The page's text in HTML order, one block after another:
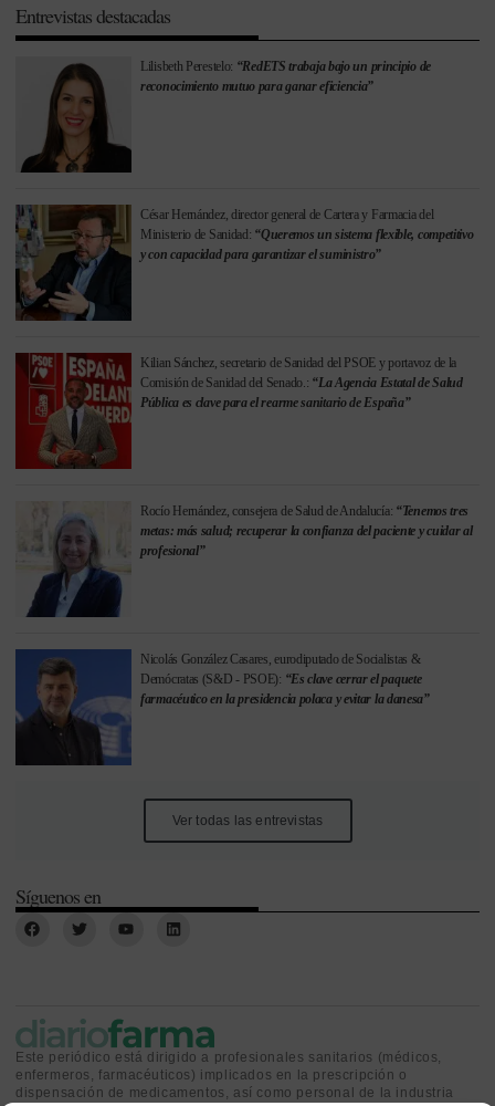
Entrevistas destacadas
Lilisbeth Perestelo: “RedETS trabaja bajo un principio de
reconocimiento mutuo para ganar eficiencia”
César Hernández, director general de Cartera y Farmacia del
Ministerio de Sanidad: “Queremos un sistema flexible, competitivo
y con capacidad para garantizar el suministro”
Kilian Sánchez, secretario de Sanidad del PSOE y portavoz de la
Comisión de Sanidad del Senado.: “La Agencia Estatal de Salud
Pública es clave para el rearme sanitario de España”
Rocío Hernández, consejera de Salud de Andalucía: “Tenemos tres
metas: más salud; recuperar la confianza del paciente y cuidar al
profesional”
Nicolás González Casares, eurodiputado de Socialistas &
Demócratas (S&D - PSOE): “Es clave cerrar el paquete
farmacéutico en la presidencia polaca y evitar la danesa”
Ver todas las entrevistas
Síguenos en
Este periódico está dirigido a profesionales sanitarios (médicos,
enfermeros, farmacéuticos) implicados en la prescripción o
dispensación de medicamentos, así como personal de la industria